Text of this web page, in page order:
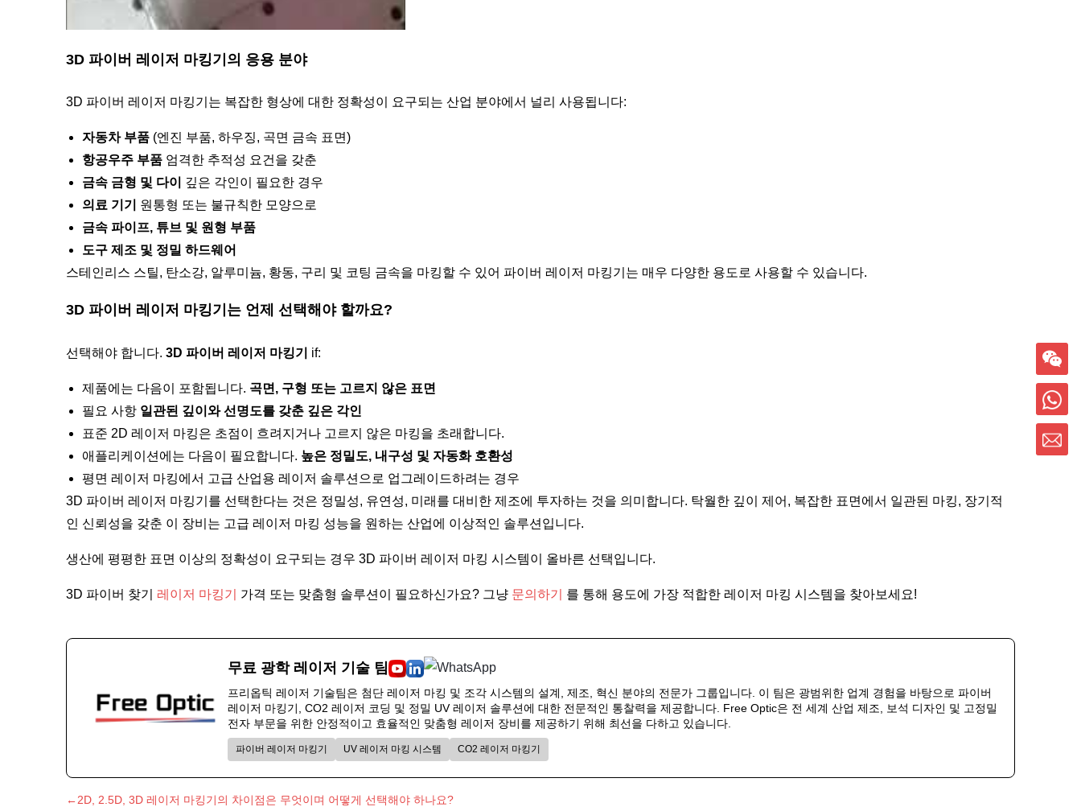
3D 파이버 레이저 마킹기의 응용 분야
3D 파이버 레이저 마킹기는 복잡한 형상에 대한 정확성이 요구되는 산업 분야에서 널리 사용됩니다:
자동차 부품 (엔진 부품, 하우징, 곡면 금속 표면)
항공우주 부품 엄격한 추적성 요건을 갖춘
금속 금형 및 다이
깊은 각인이 필요한 경우
의료 기기 원통형 또는 불규칙한 모양으로
금속 파이프, 튜브 및 원형 부품
도구 제조 및 정밀 하드웨어
스테인리스 스틸, 탄소강, 알루미늄, 황동, 구리 및 코팅 금속을 마킹할 수 있어 파이버 레이저 마킹기는 매우 다양한 용도로 사용할 수 있습니다.
3D 파이버 레이저 마킹기는 언제 선택해야 할까요?
선택해야 합니다. 3D 파이버 레이저 마킹기 if:
제품에는 다음이 포함됩니다. 곡면, 구형 또는 고르지 않은 표면
필요 사항 일관된 깊이와 선명도를 갖춘 깊은 각인
표준 2D 레이저 마킹은 초점이 흐려지거나 고르지 않은 마킹을 초래합니다.
애플리케이션에는 다음이 필요합니다. 높은 정밀도, 내구성 및 자동화 호환성
평면 레이저 마킹에서 고급 산업용 레이저 솔루션으로 업그레이드하려는 경우
3D 파이버 레이저 마킹기를 선택한다는 것은 정밀성, 유연성, 미래를 대비한 제조에 투자하는 것을 의미합니다. 탁월한 깊이 제어, 복잡한 표면에서 일관된 마킹, 장기적
인 신뢰성을 갖춘 이 장비는 고급 레이저 마킹 성능을 원하는 산업에 이상적인 솔루션입니다.
생산에 평평한 표면 이상의 정확성이 요구되는 경우 3D 파이버 레이저 마킹 시스템이 올바른 선택입니다.
3D 파이버 찾기 레이저 마킹기 가격 또는 맞춤형 솔루션이 필요하신가요? 그냥 문의하기 를 통해 용도에 가장 적합한 레이저 마킹 시스템을 찾아보세요!
무료 광학 레이저 기술 팀
프리옵틱 레이저 기술팀은 첨단 레이저 마킹 및 조각 시스템의 설계, 제조, 혁신 분야의 전문가 그룹입니다. 이 팀은 광범위한 업계 경험을 바탕으로 파이버
레이저 마킹기, CO2 레이저 코딩 및 정밀 UV 레이저 솔루션에 대한 전문적인 통찰력을 제공합니다. Free Optic은 전 세계 산업 제조, 보석 디자인 및 고정밀
전자 부문을 위한 안정적이고 효율적인 맞춤형 레이저 장비를 제공하기 위해 최선을 다하고 있습니다.
파이버 레이저 마킹기 UV 레이저 마킹 시스템 CO2 레이저 마킹기
←2D, 2.5D, 3D 레이저 마킹기의 차이점은 무엇이며 어떻게 선택해야 하나요?